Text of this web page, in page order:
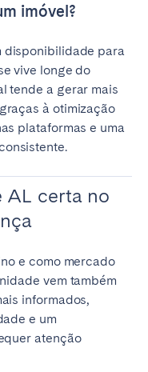
imóvel?
disponibilidade para
vive longe do
tende a gerar mais
à otimização
plataformas e uma
AL certa no
e como mercado
vem também
informados,
e um
atenção